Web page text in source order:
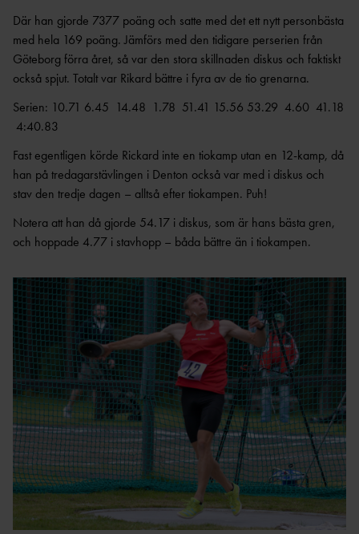
Där han gjorde 7377 poäng och satte med det ett nytt personbästa
med hela 169 poäng. Jämförs med den tidigare perserien från
Göteborg förra året, så var den stora skillnaden diskus och faktiskt
också spjut. Totalt var Rikard bättre i fyra av de tio grenarna.
Serien: 10.71 6.45 14.48 1.78 51.41 15.56 53.29 4.60 41.18
4:40.83
Fast egentligen körde Rickard inte en tiokamp utan en 12-kamp, då
han på tredagarstävlingen i Denton också var med i diskus och
stav den tredje dagen – alltså efter tiokampen. Puh!
Notera att han då gjorde 54.17 i diskus, som är hans bästa gren,
och hoppade 4.77 i stavhopp – båda bättre än i tiokampen.